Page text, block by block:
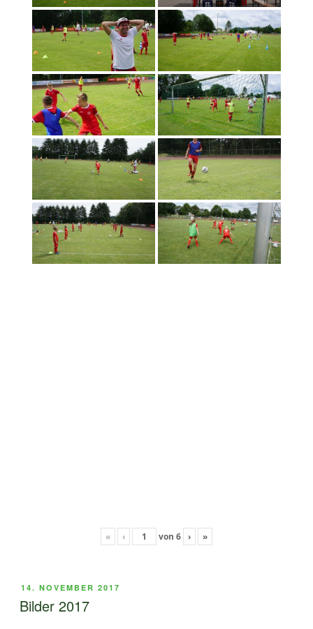
« ‹ von 6 › »
VERÖFFENTLICHT
AM
14. NOVEMBER 2017
Bilder 2017